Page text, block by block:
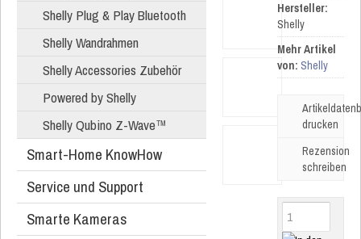
Shelly Plug & Play Bluetooth
Shelly Wandrahmen
Shelly Accessories Zubehör
Powered by Shelly
Shelly Qubino Z-Wave™
Smart-Home KnowHow
Service und Support
Smarte Kameras
Hersteller:
Shelly
Mehr Artikel
von: Shelly
drucken
Rezension
schreiben